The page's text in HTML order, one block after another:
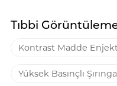
Tıbbi
Kontrast Madde
Yüksek Basınçlı Şırınga